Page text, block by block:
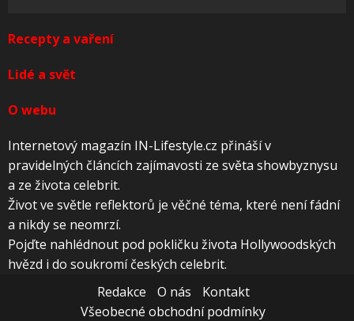
Recepty a vaření
Lidé a svět
O webu
Internetový magazín IN-Lifestyle.cz přináší v
pravidelných článcích zajímavosti ze světa showbyznysu
a ze života celebrit.
Život ve světle reflektorů je věčné téma, které není fádní
a nikdy se neomrzí.
Pojďte nahlédnout pod pokličku života Hollywoodských
hvězd i do soukromí českých celebrit.
Redakce
O nás
Kontakt
Všeobecné obchodní podmínky